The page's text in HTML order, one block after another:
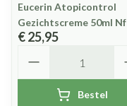
Eucerin Atopicontrol
Gezichtscreme 50ml Nf
€ 25,95
Bestel